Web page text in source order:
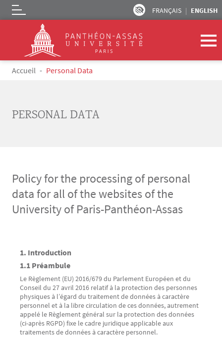
Skip to main content
FRANÇAIS ENGLISH
Logo
Breadcrumb
Accueil Personal Data
PERSONAL DATA
Policy for the processing of personal
data for all of the websites of the
University of Paris-Panthéon-Assas
1. Introduction
1.1 Préambule
Le Règlement (EU) 2016/679 du Parlement Européen et du
Conseil du 27 avril 2016 relatif à la protection des personnes
physiques à l’égard du traitement de données à caractère
personnel et à la libre circulation de ces données, autrement
appelé le Règlement général sur la protection des données
(ci-après RGPD) fixe le cadre juridique applicable aux
traitements de données à caractère personnel.